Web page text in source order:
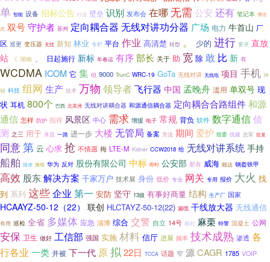
单 智能 设备 招标公告 行业 壁垒 识别 发布会 在哪 无需公安 还有 笔记本 弹出
式 双号守护者 苏州 定向耦合器 无线对讲功分器 广场 电力 牛首山 厂
区 巡更 变压器 无忧 新知 林业 专栏 平台 作业 高清楚 转型 。 少的 进行 要求 直放
站
《 湖南 日起施行 新标 年春运 有序部长 关于 助 宽 除 敢 比 新 有
WCDMA ICOM 它 集 但 9000 TrunC WRC-19 GoTa 无线对讲 无线电 项目 手机 神
秘 科技 组网 生产 技术 万物 领导者飞行器 中国 孟晚舟 滥用 单双号 现
状 耳机 800个 巴西 北美洲 无线对讲耦合器 和源通信耦合器 定向耦合合路组件和源
通信 怎样 防护 指挥 风景区 中心 需求 增援 电子 常规 背负 软件 数字通信侦
测 之三 用于 并且 一路 进一步 大楼 无管局 备案 方法 期间 爱护 组委 统建 志军 批复
同意第 云 心求 抢 不情愿 梅 LTE-M Kidner CCW2018 给 无线对讲系统 手持
船舶 随便 激情 华为 反对 股份有限公司 中标 即时 公安部 那有 威海 能达 钢盔铁甲
高效 股东解决方案 千家万户 技术展 身份 低价 专业 网关 专用 报价 大火 找
到 系列 这些企业 第一 安防 坚守 13级 有事好商量 结构 生产厂 国家
HCAAYZ-50-12（22） 联创 HLCTAYZ-50-12(22) 漏缆 干线放大器 无线通信
有用 巡检 全省 多媒体 应急 淄博 综合 交警 自立 14号 栎社 麻栗 特警 混凝土 公网
安保 卫生 做好 工信部 强国 实施 材料 信厅 进展 频率 技术成熟 渗透 各
行各业 一类 并被 下一代 原拟22日 TCCA 话题 窄 源CAGR 1785 VOIP